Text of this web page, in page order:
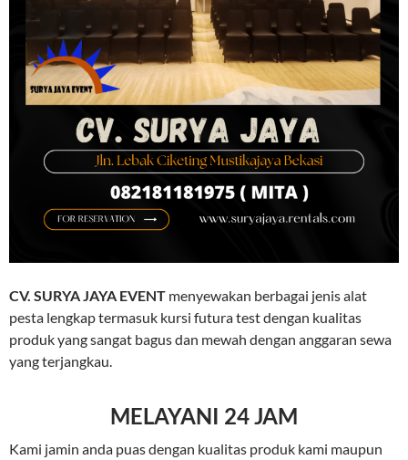
CV. SURYA JAYA EVENT menyewakan berbagai jenis alat
pesta lengkap termasuk kursi futura test dengan kualitas
produk yang sangat bagus dan mewah dengan anggaran sewa
yang terjangkau.
MELAYANI 24 JAM
Kami jamin anda puas dengan kualitas produk kami maupun